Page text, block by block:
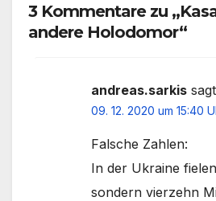
3 Kommentare zu
andere Holodomor“
andreas.sarkis
09. 12. 2020 um 15:40
Falsche Zahlen:
In der Ukraine
sondern vierzehn